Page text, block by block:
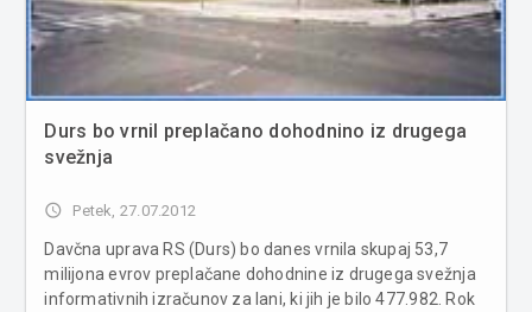
Durs bo vrnil preplačano dohodnino iz drugega
svežnja
access_time Petek, 27.07.2012
Davčna uprava RS (Durs) bo danes vrnila skupaj 53,7
milijona evrov preplačane dohodnine iz drugega svežnja
informativnih izračunov za lani, ki jih je bilo 477.982. Rok